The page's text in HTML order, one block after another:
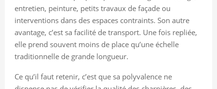
entretien, peinture, petits travaux de façade ou
interventions dans des espaces contraints. Son autre
avantage, c’est sa facilité de transport. Une fois repliée,
elle prend souvent moins de place qu’une échelle
traditionnelle de grande longueur.
Ce qu’il faut retenir, c’est que sa polyvalence ne